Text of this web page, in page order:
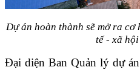
Dự án hoàn thành sẽ mở ra
tế - xã
Đại diện Ban Quản lý dự